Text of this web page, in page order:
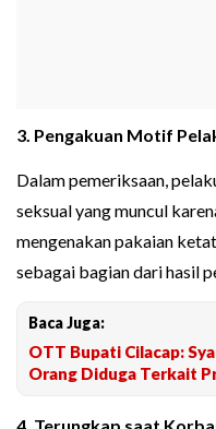
3. Pengakuan Motif
Dalam pemeriksaan,
seksual yang muncul
mengenakan pakaian
sebagai bagian dari hasil
Baca Juga:
OTT Bupati Cilacap:
Orang Diduga Terkait